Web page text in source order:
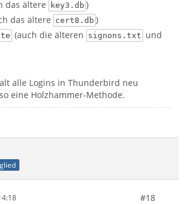
das ältere key3.db )
das ältere cert8.db )
(auch die älteren signons.txt und
alle Logins in Thunderbird neu
eine Holzhammer-Methode.
#18